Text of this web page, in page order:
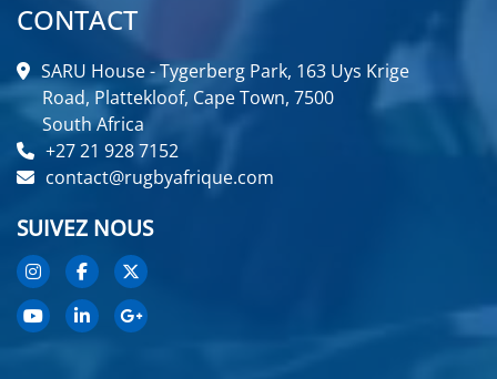
CONTACT
SARU House - Tygerberg Park, 163 Uys Krige
Road, Plattekloof, Cape Town, 7500
South Africa
+27 21 928 7152
contact@rugbyafrique.com
SUIVEZ NOUS